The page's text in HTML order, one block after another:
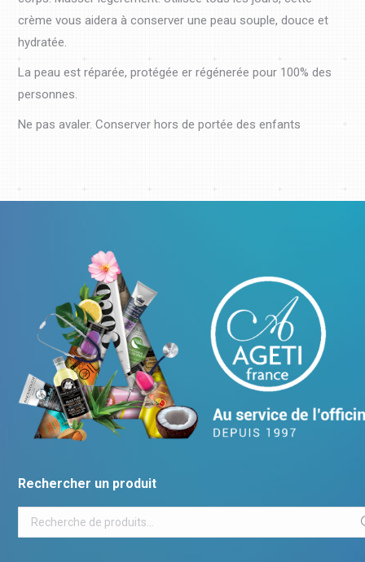
crème vous aidera à conserver une peau souple, douce et
hydratée.
La peau est réparée, protégée er régénerée pour 100% des
personnes.
Ne pas avaler. Conserver hors de portée des enfants
Rechercher un produit